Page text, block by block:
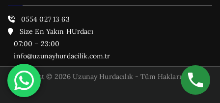
0554 027 13 63
Size En Yakın HUrdacı
07:00 – 23:00
info@uzunayhurdacilik.com.tr
Copyright © 2026 Uzunay Hurdacılık - Tüm Hakları Saklıdır